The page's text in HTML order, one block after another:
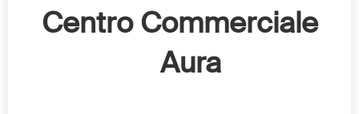
Centro Commerciale
Aura